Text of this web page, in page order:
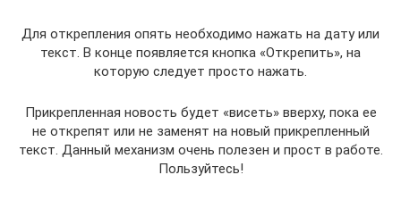
Для открепления опять необходимо нажать на дату или
текст. В конце появляется кнопка «Открепить», на
которую следует просто нажать.
Прикрепленная новость будет «висеть» вверху, пока ее
не открепят или не заменят на новый прикрепленный
текст. Данный механизм очень полезен и прост в работе.
Пользуйтесь!